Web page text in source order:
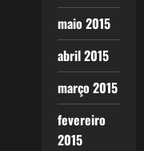
maio 2015
abril 2015
março 2015
fevereiro
2015